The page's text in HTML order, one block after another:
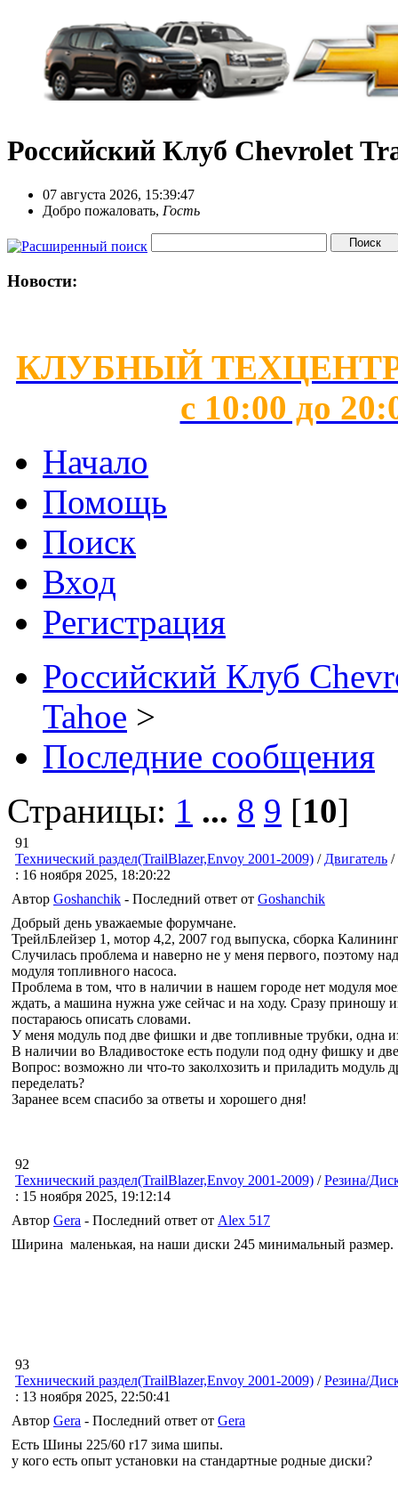
Российский Клуб Chevrolet
07 августа 2026, 15:39:47
Добро пожаловать, Гость
Новости:
КЛУБНЫЙ
с 10:00 до
Начало
Помощь
Поиск
Вход
Регистрация
Российский Клуб
Tahoe >
Последние сообщения
Страницы: 1 ... 8 9 [10]
91
Технический раздел(TrailBlazer,Envoy 2001-2009) / Двигатель /
: 16 ноября 2025, 18:20:22
Автор Goshanchik - Последний ответ от Goshanchik
Добрый день уважаемые форумчане.
ТрейлБлейзер 1, мотор 4,2, 2007 год выпуска, сборка
Случилась проблема и наверно не у меня первого, поэтому
модуля топливного насоса.
Проблема в том, что в наличии в нашем городе нет модуля
ждать, а машина нужна уже сейчас и на ходу. Сразу приношу
постараюсь описать словами.
У меня модуль под две фишки и две топливные трубки, одна
В наличии во Владивостоке есть подули под одну фишку и
Вопрос: возможно ли что-то заколхозить и приладить
переделать?
Заранее всем спасибо за ответы и хорошего дня!
92
Технический раздел(TrailBlazer,Envoy 2001-2009) /Резина/
: 15 ноября 2025, 19:12:14
Автор Gera - Последний ответ от Alex 517
Ширина маленькая, на наши диски 245 минимальный размер.
93
Технический раздел(TrailBlazer,Envoy 2001-2009) /Резина/
: 13 ноября 2025, 22:50:41
Автор Gera - Последний ответ от Gera
Есть Шины 225/60 r17 зима шипы.
у кого есть опыт установки на стандартные родные диски?